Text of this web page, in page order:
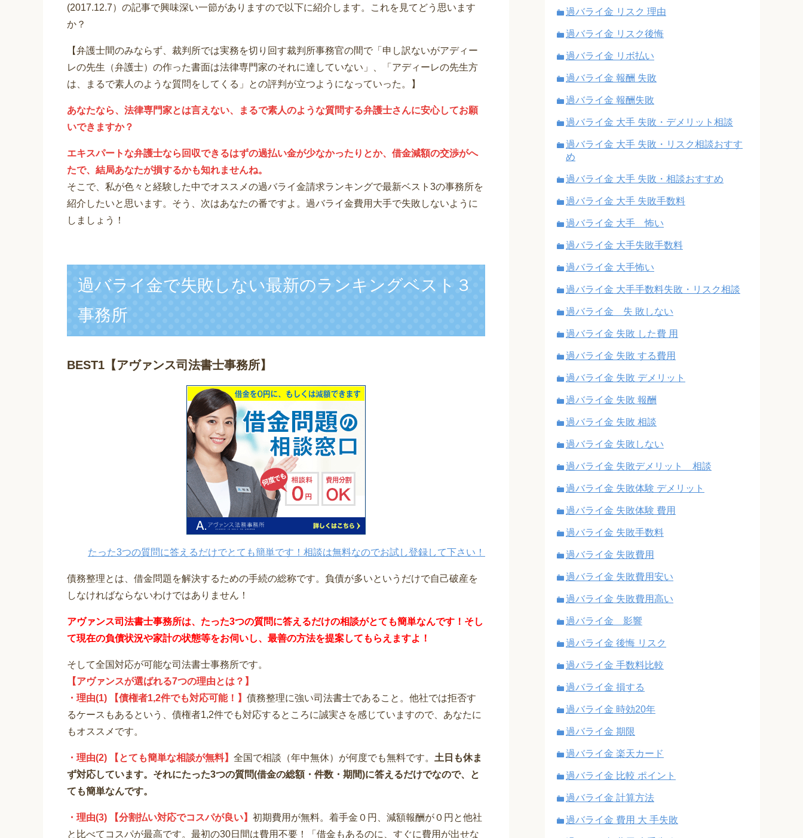
(2017.12.7）の記事で興味深い一節がありますので以下に紹介します。これを見てどう思います
か？
【弁護士間のみならず、裁判所では実務を切り回す裁判所事務官の間で「申し訳ないがアディー
レの先生（弁護士）の作った書面は法律専門家のそれに達していない」、「アディーレの先生方
は、まるで素人のような質問をしてくる」との評判が立つようになっていった。】
あなたなら、法律専門家とは言えない、まるで素人のような質問する弁護士さんに安心してお願
いできますか？
エキスパートな弁護士なら回収できるはずの過払い金が少なかったりとか、借金減額の交渉がへ
たで、結局あなたが損するかも知れませんね。
そこで、私が色々と経験した中でオススメの過バライ金請求ランキングで最新ベスト3の事務所を
紹介したいと思います。そう、次はあなたの番ですよ。過バライ金費用大手で失敗しないように
しましょう！
過バライ金で失敗しない最新のランキングベスト３
事務所
BEST1 【アヴァンス司法書士事務所】
たった3つの質問に答えるだけでとても簡単です！相談は無料なのでお試し登録して下さい！
債務整理とは、借金問題を解決するための手続の総称です。負債が多いというだけで自己破産を
しなければならないわけではありません！
アヴァンス司法書士事務所は、 たった3つの質問に答えるだけの相談がとても簡単なんです！そし
て現在の負債状況や家計の状態等をお伺いし、最善の方法を提案してもらえますよ！
そして全国対応が可能な司法書士事務所です。
【アヴァンスが選ばれる7つの理由とは？】
・理由(1) 【債権者1,2件でも対応可能！】 債務整理に強い司法書士であること。他社では拒否す
るケースもあるという、債権者1,2件でも対応するところに誠実さを感じていますので、あなたに
もオススメです。
・理由(2) 【とても簡単な相談が無料】 全国で相談（年中無休）が何度でも無料です。 土日も休ま
ず対応しています。それにたった3つの質問(借金の総額・件数・期間)に答えるだけでなので、と
ても簡単なんです。
・理由(3) 【分割払い対応でコスパが良い】 初期費用が無料。着手金０円、減額報酬が０円と他社
と比べてコスパが最高です。最初の30日間は費用不要！「借金もあるのに、すぐに費用が出せな
過バライ金 リスク 理由
過バライ金 リスク後悔
過バライ金 リボ払い
過バライ金 報酬 失敗
過バライ金 報酬失敗
過バライ金 大手 失敗・デメリット相談
過バライ金 大手 失敗・リスク相談おすす
め
過バライ金 大手 失敗・相談おすすめ
過バライ金 大手 失敗手数料
過バライ金 大手 怖い
過バライ金 大手失敗手数料
過バライ金 大手怖い
過バライ金 大手手数料失敗・リスク相談
過バライ金 失 敗しない
過バライ金 失敗 した費 用
過バライ金 失敗 する費用
過バライ金 失敗 デメリット
過バライ金 失敗 報酬
過バライ金 失敗 相談
過バライ金 失敗しない
過バライ金 失敗デメリット 相談
過バライ金 失敗体験 デメリット
過バライ金 失敗体験 費用
過バライ金 失敗手数料
過バライ金 失敗費用
過バライ金 失敗費用安い
過バライ金 失敗費用高い
過バライ金 影響
過バライ金 後悔 リスク
過バライ金 手数料比較
過バライ金 損する
過バライ金 時効20年
過バライ金 期限
過バライ金 楽天カード
過バライ金 比較 ポイント
過バライ金 計算方法
過バライ金 費用 大 手失敗